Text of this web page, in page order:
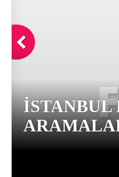
İSTANBUL